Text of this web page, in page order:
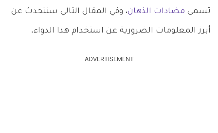
تسمى مضادات الذهان، وفي المقال التالي سنتحدث عن
أبرز المعلومات الضرورية عن استخدام هذا الدواء.
ADVERTISEMENT